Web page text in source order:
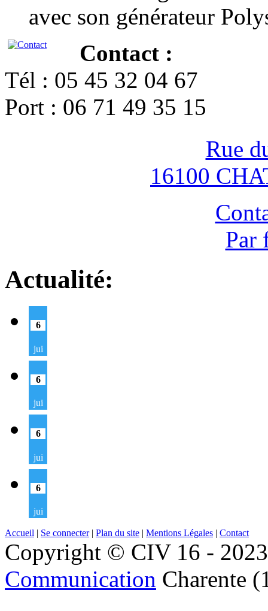
avec son générateur
Contact :
Tél : 05 45 32 04 67
Port : 06 71 49 35 15
Rue
16100
Par
Actualité:
6
jui
6
jui
6
jui
6
jui
Accueil | Se connecter| Plan du site | Mentions Légales | Contact
Copyright © CIV 16 -
Communication Charente